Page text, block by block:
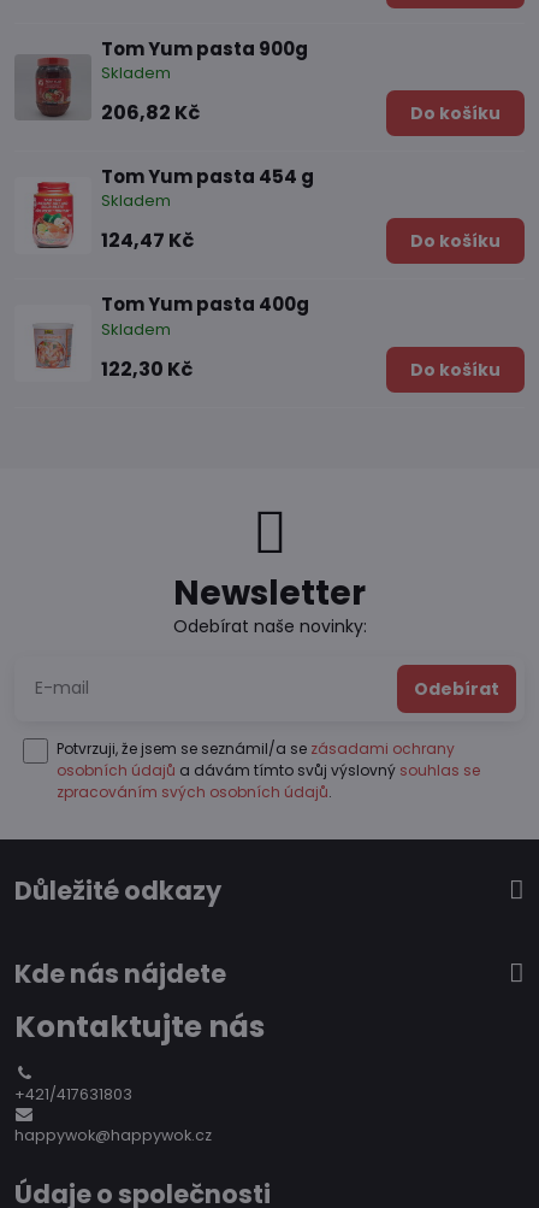
Tom Yum pasta 900g
Skladem
206,82 Kč Do košíku
Tom Yum pasta 454 g
Skladem
124,47 Kč Do košíku
Tom Yum pasta 400g
Skladem
122,30 Kč Do košíku
Newsletter
Odebírat naše novinky:
Odebírat
Potvrzuji, že jsem se seznámil/a se zásadami ochrany
osobních údajů a dávám tímto svůj výslovný souhlas se
zpracováním svých osobních údajů.
Důležité odkazy
Kde nás nájdete
Kontaktujte nás
+421/417631803
happywok@happywok.cz
Údaje o společnosti